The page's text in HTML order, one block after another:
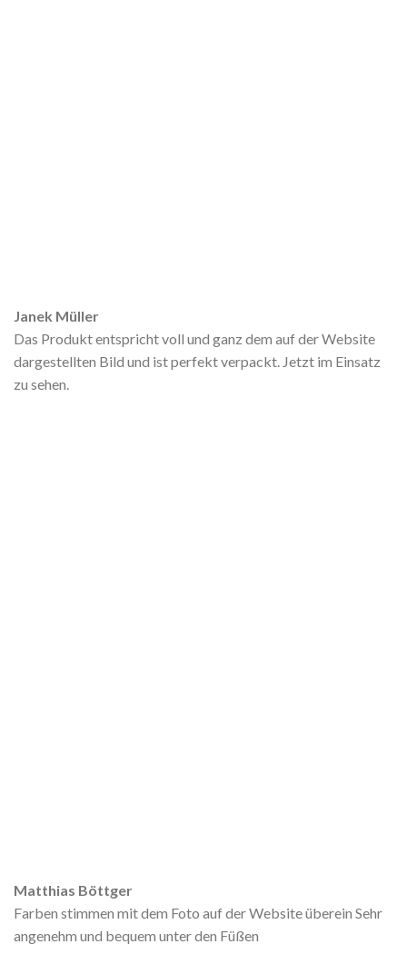
Janek Müller
Das Produkt entspricht voll und ganz dem auf der Website
dargestellten Bild und ist perfekt verpackt. Jetzt im Einsatz
zu sehen.
Matthias Böttger
Farben stimmen mit dem Foto auf der Website überein Sehr
angenehm und bequem unter den Füßen